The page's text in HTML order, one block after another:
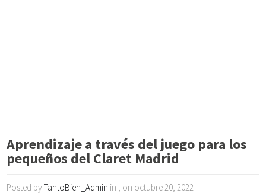
Aprendizaje a través del juego para los
pequeños del Claret Madrid
Posted byTantoBien_Admin in , on octubre 20, 2022